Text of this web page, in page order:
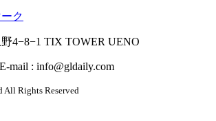
4−8−1 TIX TOWER UENO
E-mail : info@gldaily.com
Rights Reserved